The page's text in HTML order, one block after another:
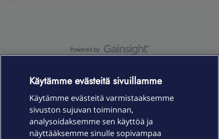
Laitteet & liittymät
Käytämme evästeitä sivuillamme
Käytämme evästeitä varmistaaksemme
sivuston sujuvan toiminnan,
analysoidaksemme sen käyttöä ja
näyttääksemme sinulle sopivampaa